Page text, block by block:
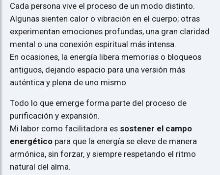
Cada persona vive el proceso de un modo distinto.
Algunas sienten calor o vibración en el cuerpo; otras
experimentan emociones profundas, una gran claridad
mental o una conexión espiritual más intensa.
En ocasiones, la energía libera memorias o bloqueos
antiguos, dejando espacio para una versión más
auténtica y plena de uno mismo.
Todo lo que emerge forma parte del proceso de
purificación y expansión.
Mi labor como facilitadora es sostener el campo
energético para que la energía se eleve de manera
armónica, sin forzar, y siempre respetando el ritmo
natural del alma.